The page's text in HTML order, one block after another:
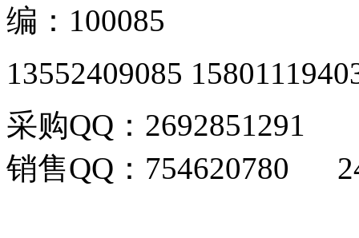
编：100085
13552409085
采购QQ：2692851291
销售QQ：754620780